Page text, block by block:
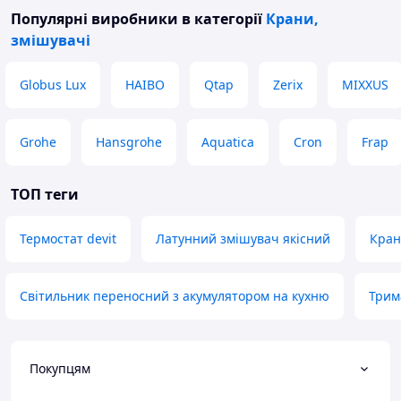
Популярні виробники в категорії Крани,
змішувачі
Globus Lux HAIBO Qtap Zerix MIXXUS
Grohe Hansgrohe Aquatica Cron Frap
ТОП теги
Термостат devit Латунний змішувач якісний
Світильник переносний з акумулятором на кухню
Покупцям